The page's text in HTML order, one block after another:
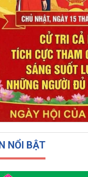
NỔI BẬT